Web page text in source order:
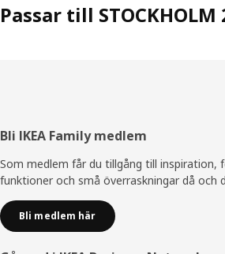
Passar till STOCKHOLM
Sidfot
Bli IKEA Family medlem
Som medlem får du tillgång till inspiration,
funktioner och små överraskningar då och
Bli medlem här